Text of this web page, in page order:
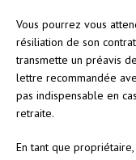
Vous pourrez vous
résiliation de son
transmette un préavis
lettre recommandée
pas indispensable en
retraite.
En tant que